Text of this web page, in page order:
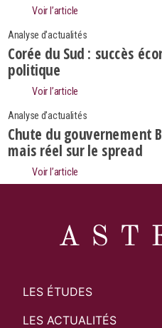
Voir l’article
Analyse d'actualités
Corée du Sud : succès
politique
Voir l’article
Analyse d'actualités
Chute du gouvernement
mais réel sur le spread
Voir l’article
LES ÉTUDES
LES ACTUALITÉS
Search